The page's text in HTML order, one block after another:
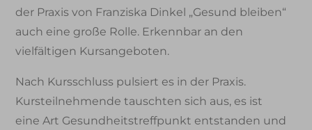
der Praxis von Franziska Dinkel „Gesund bleiben“
auch eine große Rolle. Erkennbar an den
vielfältigen Kursangeboten.
Nach Kursschluss pulsiert es in der Praxis.
Kursteilnehmende tauschten sich aus, es ist
eine Art Gesundheitstreffpunkt entstanden und